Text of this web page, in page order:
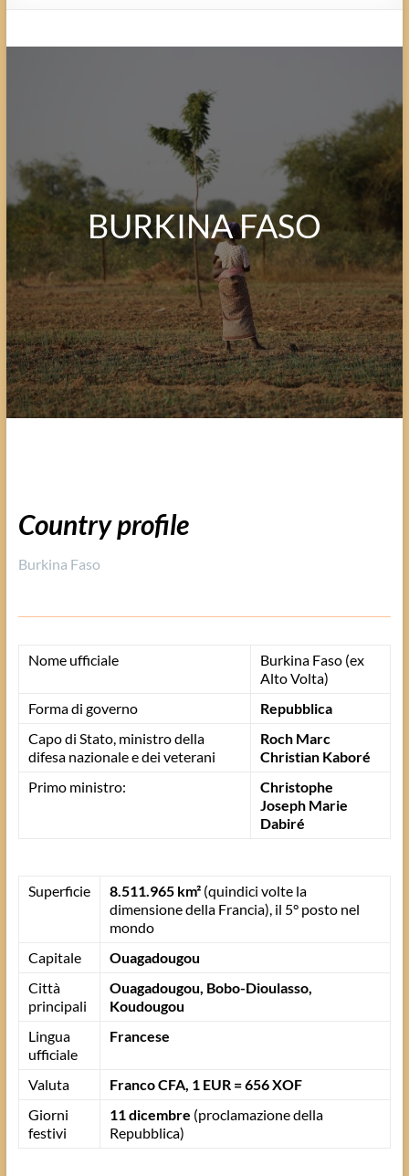
BURKINA FASO
Country profile
Burkina Faso
Nome ufficiale
Burkina Faso (ex
Alto Volta)
Forma di governo
Repubblica
Capo di Stato, ministro della
difesa nazionale e dei veterani
Roch Marc
Christian Kaboré
Primo ministro:
Christophe
Joseph Marie
Dabiré
Superficie 8.511.965 km² (quindici volte la
dimensione della Francia), il 5° posto nel
mondo
Capitale
Ouagadougou
Città
principali
Ouagadougou, Bobo-Dioulasso,
Koudougou
Lingua
ufficiale
Francese
Valuta
Franco CFA, 1 EUR = 656 XOF
Giorni
festivi
11 dicembre (proclamazione della
Repubblica)